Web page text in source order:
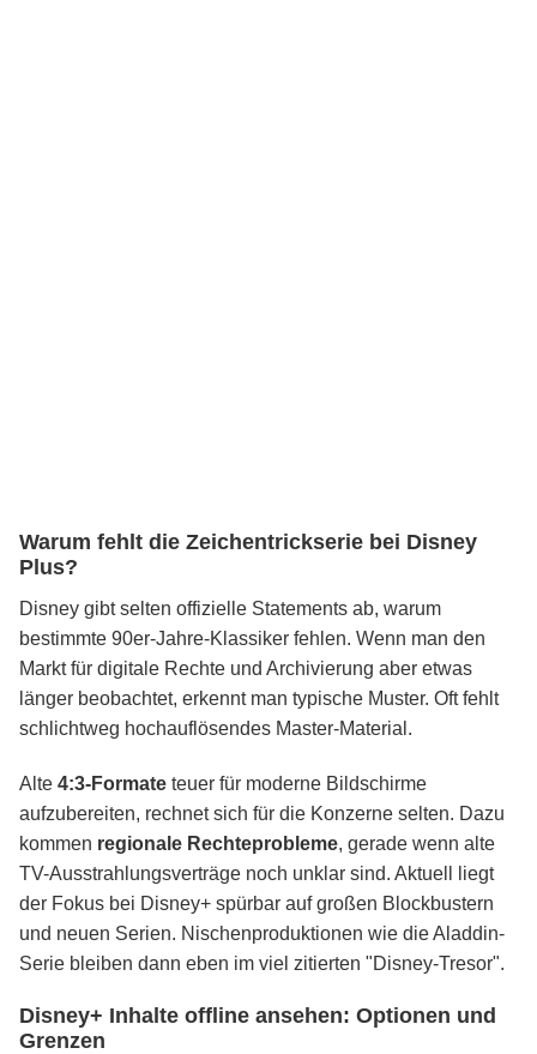
Warum fehlt die Zeichentrickserie bei Disney
Plus?
Disney gibt selten offizielle Statements ab, warum
bestimmte 90er-Jahre-Klassiker fehlen. Wenn man den
Markt für digitale Rechte und Archivierung aber etwas
länger beobachtet, erkennt man typische Muster. Oft fehlt
schlichtweg hochauflösendes Master-Material.
Alte 4:3-Formate teuer für moderne Bildschirme
aufzubereiten, rechnet sich für die Konzerne selten. Dazu
kommen regionale Rechteprobleme, gerade wenn alte
TV-Ausstrahlungsverträge noch unklar sind. Aktuell liegt
der Fokus bei Disney+ spürbar auf großen Blockbustern
und neuen Serien. Nischenproduktionen wie die Aladdin-
Serie bleiben dann eben im viel zitierten "Disney-Tresor".
Disney+ Inhalte offline ansehen: Optionen und
Grenzen